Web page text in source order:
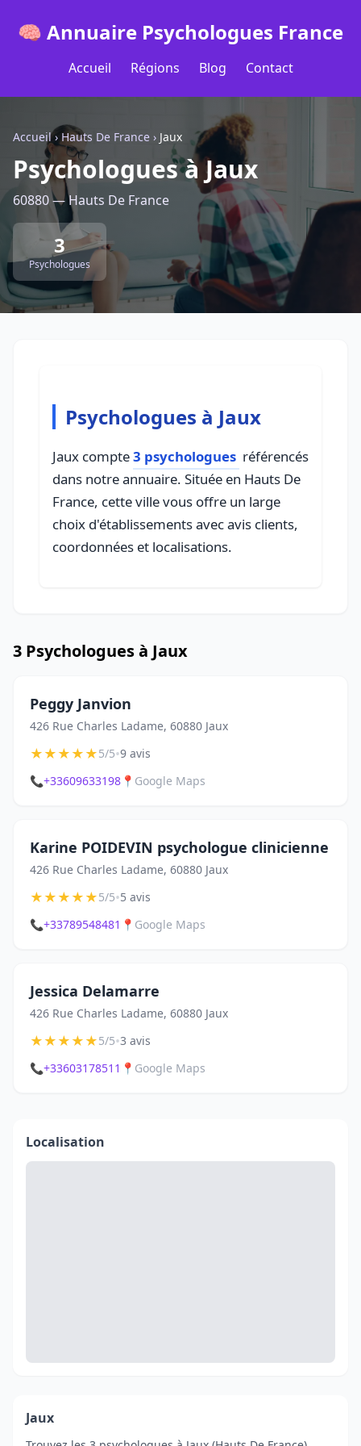
🧠 Annuaire Psychologues France
Accueil Régions Blog Contact
Accueil› Hauts De France › Jaux
Psychologues à Jaux
60880 — Hauts De France
3
Psychologues
Psychologues à Jaux
Jaux compte3 psychologues référencés
dans notre annuaire. Située en Hauts De
France, cette ville vous offre un large
choix d'établissements avec avis clients,
coordonnées et localisations.
3 Psychologues à Jaux
Peggy Janvion
426 Rue Charles Ladame, 60880 Jaux
★★★★★5/5•9 avis
📞+33609633198 📍 Google Maps
Karine POIDEVIN psychologue clinicienne
426 Rue Charles Ladame, 60880 Jaux
★★★★★5/5•5 avis
📞+33789548481 📍 Google Maps
Jessica Delamarre
426 Rue Charles Ladame, 60880 Jaux
★★★★★5/5•3 avis
📞+33603178511 📍 Google Maps
Localisation
Jaux